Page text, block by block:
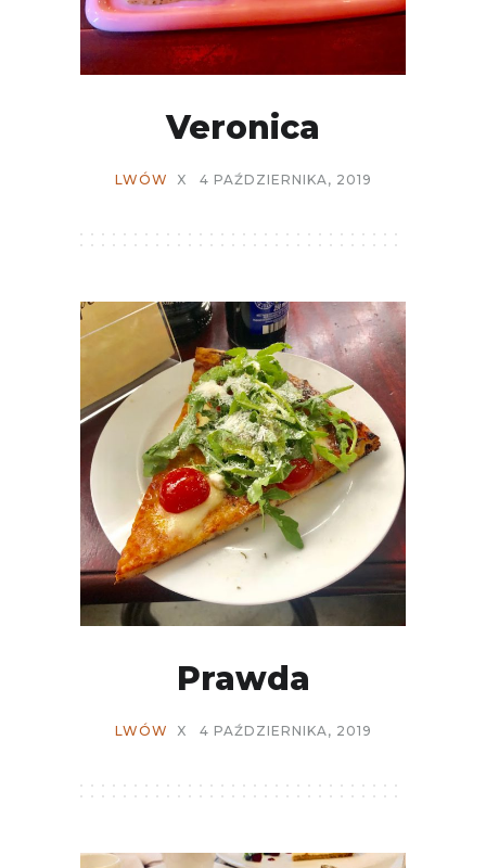
Veronica
LWÓW X 4 PAŹDZIERNIKA, 2019
Prawda
LWÓW X 4 PAŹDZIERNIKA, 2019